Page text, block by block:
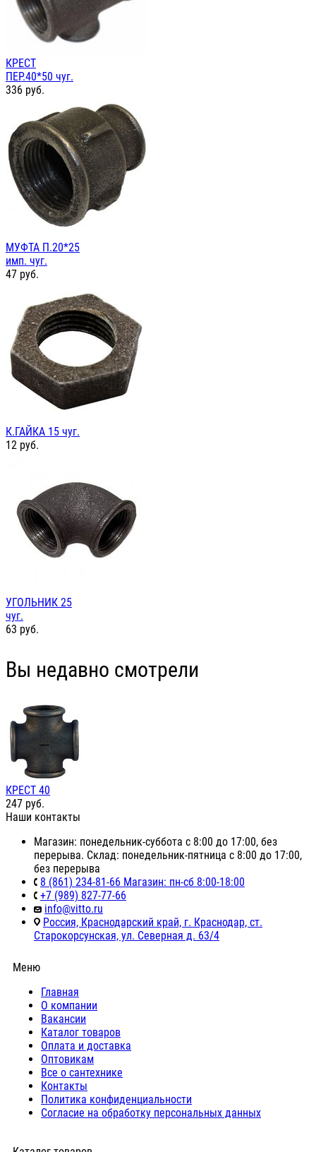
КРЕСТ
ПЕР.40*50 чуг.
336 руб.
МУФТА П.20*25
имп. чуг.
47 руб.
К.ГАЙКА 15 чуг.
12 руб.
УГОЛЬНИК 25
чуг.
63 руб.
Вы недавно смотрели
КРЕСТ 40
247 руб.
Наши контакты
Магазин: понедельник-суббота с 8:00 до 17:00, без
перерыва. Склад: понедельник-пятница с 8:00 до 17:00,
без перерыва
8 (861) 234-81-66 Магазин: пн-сб 8:00-18:00
+7 (989) 827-77-66
info@vitto.ru
Россия, Краснодарский край, г. Краснодар, ст.
Старокорсунская, ул. Северная д. 63/4
Меню
Главная
О компании
Вакансии
Каталог товаров
Оплата и доставка
Оптовикам
Все о сантехнике
Контакты
Политика конфиденциальности
Согласие на обработку персональных данных